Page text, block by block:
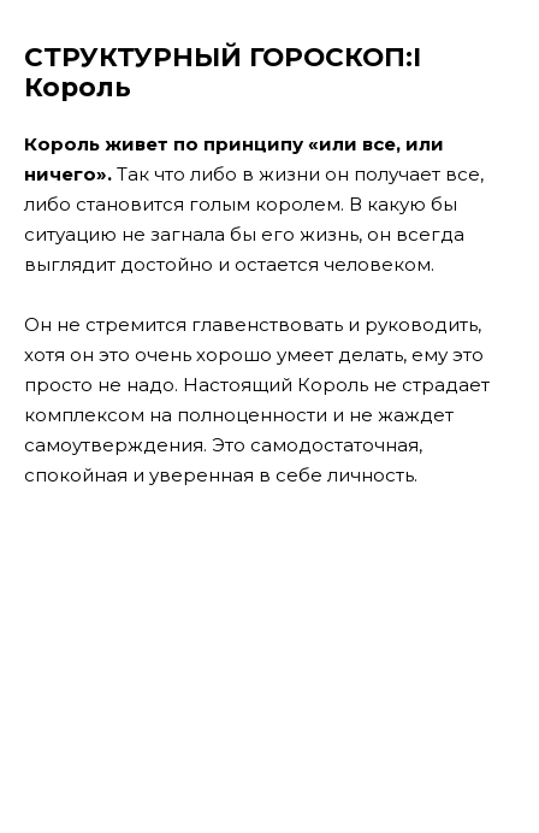
СТРУКТУРНЫЙ ГОРОСКОП:I
Король
Король живет по принципу «или все, или
ничего». Так что либо в жизни он получает все,
либо становится голым королем. В какую бы
ситуацию не загнала бы его жизнь, он всегда
выглядит достойно и остается человеком.
Он не стремится главенствовать и руководить,
хотя он это очень хорошо умеет делать, ему это
просто не надо. Настоящий Король не страдает
комплексом на полноценности и не жаждет
самоутверждения. Это самодостаточная,
спокойная и уверенная в себе личность.